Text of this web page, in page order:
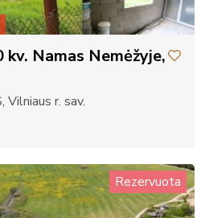
Namas Nemėžyje,
r. sav.
Rezervuota